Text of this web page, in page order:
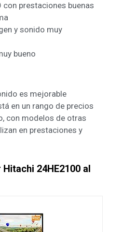
con prestaciones buenas
y sonido muy
bueno
es mejorable
en un rango de precios
con modelos de otras
en prestaciones y
24HE2100 al